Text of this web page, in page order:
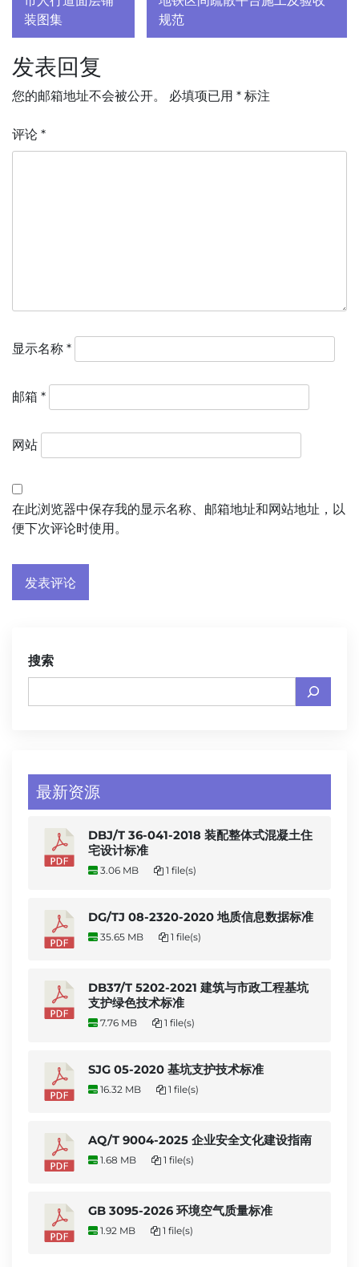
章
导
航
装图集
规范
发表回复
您的邮箱地址不会被公开。 必填项已用 * 标注
评论 *
显示名称 *
邮箱 *
网站
在此浏览器中保存我的显示名称、邮箱地址和网站地址，以
便下次评论时使用。
搜索
最新资源
DBJ/T 36-041-2018 装配整体式混凝土住
宅设计标准
3.06 MB 1 file(s)
DG/TJ 08-2320-2020 地质信息数据标准
35.65 MB 1 file(s)
DB37/T 5202-2021 建筑与市政工程基坑
支护绿色技术标准
7.76 MB 1 file(s)
SJG 05-2020 基坑支护技术标准
16.32 MB 1 file(s)
AQ/T 9004-2025 企业安全文化建设指南
1.68 MB 1 file(s)
GB 3095-2026 环境空气质量标准
1.92 MB 1 file(s)